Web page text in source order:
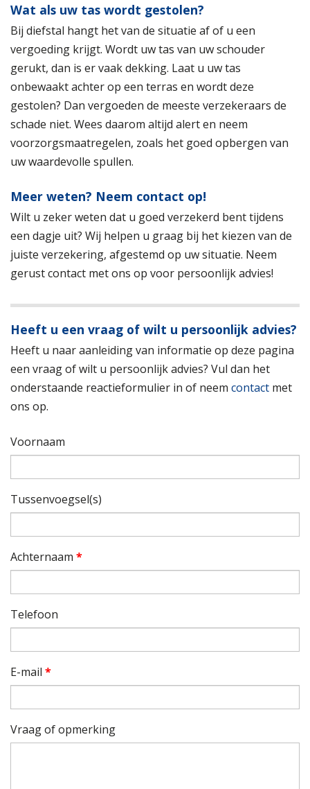
Wat als uw tas wordt gestolen?
Bij diefstal hangt het van de situatie af of u een
vergoeding krijgt. Wordt uw tas van uw schouder
gerukt, dan is er vaak dekking. Laat u uw tas
onbewaakt achter op een terras en wordt deze
gestolen? Dan vergoeden de meeste verzekeraars de
schade niet. Wees daarom altijd alert en neem
voorzorgsmaatregelen, zoals het goed opbergen van
uw waardevolle spullen.
Meer weten? Neem contact op!
Wilt u zeker weten dat u goed verzekerd bent tijdens
een dagje uit? Wij helpen u graag bij het kiezen van de
juiste verzekering, afgestemd op uw situatie. Neem
gerust contact met ons op voor persoonlijk advies!
Heeft u een vraag of wilt u persoonlijk advies?
Heeft u naar aanleiding van informatie op deze pagina
een vraag of wilt u persoonlijk advies? Vul dan het
onderstaande reactieformulier in of neem contact met
ons op.
Voornaam
Tussenvoegsel(s)
Achternaam *
Telefoon
E-mail *
Vraag of opmerking